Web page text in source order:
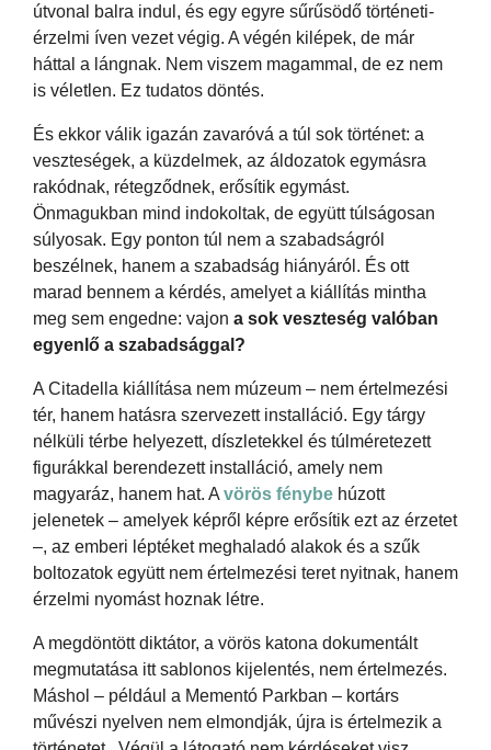
útvonal balra indul, és egy egyre sűrűsödő történeti-
érzelmi íven vezet végig. A végén kilépek, de már
háttal a lángnak. Nem viszem magammal, de ez nem
is véletlen. Ez tudatos döntés.
És ekkor válik igazán zavaróvá a túl sok történet: a
veszteségek, a küzdelmek, az áldozatok egymásra
rakódnak, rétegződnek, erősítik egymást.
Önmagukban mind indokoltak, de együtt túlságosan
súlyosak. Egy ponton túl nem a szabadságról
beszélnek, hanem a szabadság hiányáról. És ott
marad bennem a kérdés, amelyet a kiállítás mintha
meg sem engedne: vajon a sok veszteség valóban
egyenlő a szabadsággal?
A Citadella kiállítása nem múzeum – nem értelmezési
tér, hanem hatásra szervezett installáció. Egy tárgy
nélküli térbe helyezett, díszletekkel és túlméretezett
figurákkal berendezett installáció, amely nem
magyaráz, hanem hat. A vörös fénybe húzott
jelenetek – amelyek képről képre erősítik ezt az érzetet
–, az emberi léptéket meghaladó alakok és a szűk
boltozatok együtt nem értelmezési teret nyitnak, hanem
érzelmi nyomást hoznak létre.
A megdöntött diktátor, a vörös katona dokumentált
megmutatása itt sablonos kijelentés, nem értelmezés.
Máshol – például a Mementó Parkban – kortárs
művészi nyelven nem elmondják, újra is értelmezik a